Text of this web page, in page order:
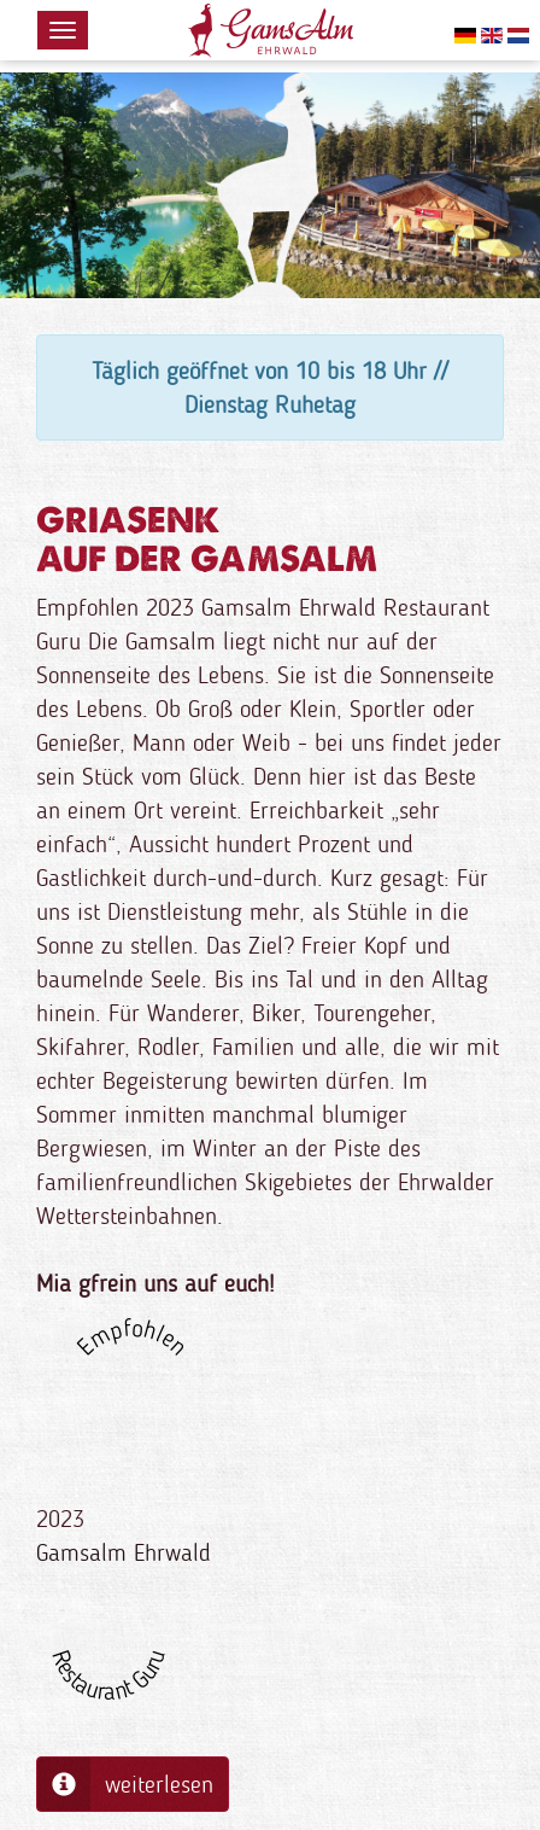
HOME
DIE
GAMSALM
WINTER
SOMMER
Täglich geöffnet von 10 bis 18 Uhr //
Dienstag Ruhetag
GRIASENK
AUF DER GAMSALM
Empfohlen 2023 Gamsalm Ehrwald Restaurant
Guru Die Gamsalm liegt nicht nur auf der
Sonnenseite des Lebens. Sie ist die Sonnenseite
des Lebens. Ob Groß oder Klein, Sportler oder
Genießer, Mann oder Weib - bei uns findet jeder
sein Stück vom Glück. Denn hier ist das Beste
an einem Ort vereint. Erreichbarkeit „sehr
einfach“, Aussicht hundert Prozent und
Gastlichkeit durch-und-durch. Kurz gesagt: Für
uns ist Dienstleistung mehr, als Stühle in die
Sonne zu stellen. Das Ziel? Freier Kopf und
baumelnde Seele. Bis ins Tal und in den Alltag
hinein. Für Wanderer, Biker, Tourengeher,
Skifahrer, Rodler, Familien und alle, die wir mit
echter Begeisterung bewirten dürfen. Im
Sommer inmitten manchmal blumiger
Bergwiesen, im Winter an der Piste des
familienfreundlichen Skigebietes der Ehrwalder
Wettersteinbahnen.
Mia gfrein uns auf euch!
Empfohlen
2023
Gamsalm Ehrwald
Restaurant Guru
weiterlesen